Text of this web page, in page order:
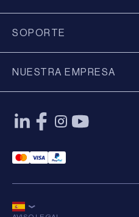
SOPORTE
NUESTRA EMPRESA
Mastercard Payment
Visa Payment
Paypal Payment